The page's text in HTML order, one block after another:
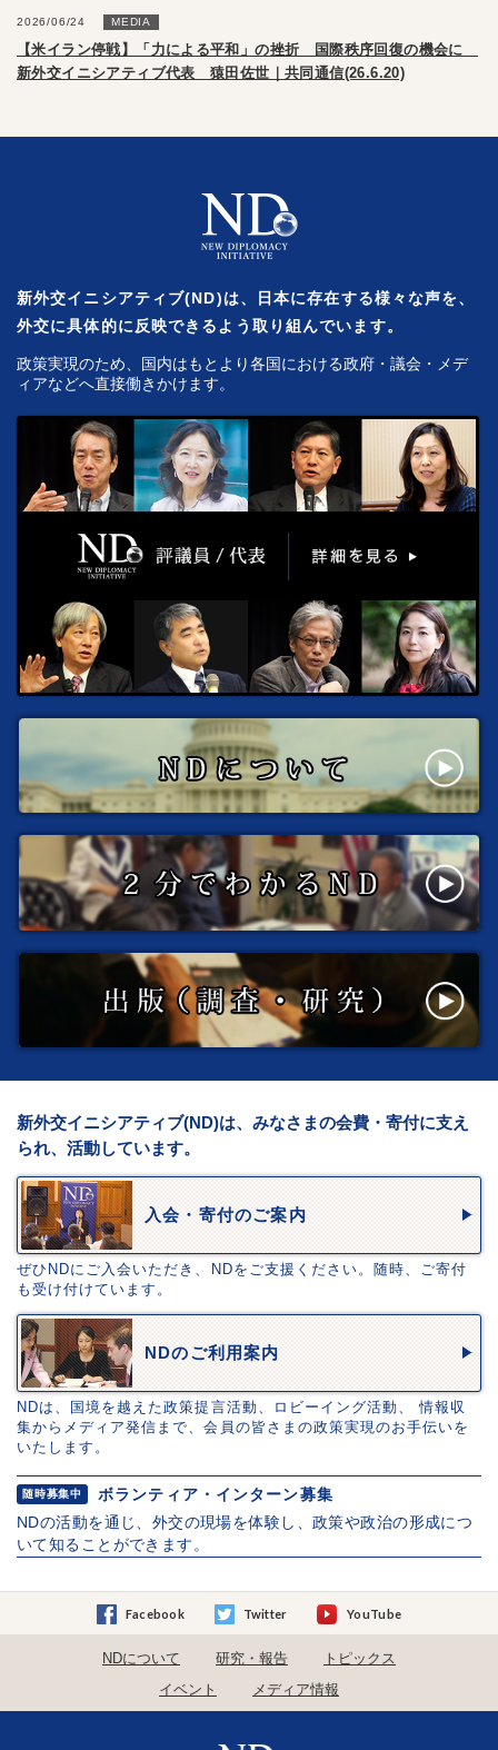
2026/06/24 MEDIA
【米イラン停戦】「力による平和」の挫折 国際秩序回復の機会に
新外交イニシアティブ代表 猿田佐世｜共同通信(26.6.20)
新外交イニシアティブ(ND)は、日本に存在する様々な声を、
外交に具体的に反映できるよう取り組んでいます。
政策実現のため、国内はもとより各国における政府・議会・メデ
ィアなどへ直接働きかけます。
新外交イニシアティブ(ND)は、みなさまの会費・寄付に支え
られ、活動しています。
入会・寄付のご案内
ぜひNDにご入会いただき、NDをご支援ください。随時、ご寄付
も受け付けています。
NDのご利用案内
NDは、国境を越えた政策提言活動、ロビーイング活動、 情報収
集からメディア発信まで、会員の皆さまの政策実現のお手伝いを
いたします。
随時募集中
ボランティア・インターン募集
NDの活動を通じ、外交の現場を体験し、政策や政治の形成につ
いて知ることができます。
Facebook Twitter YouTube
NDについて 研究・報告
トピックス
イベント
メディア情報